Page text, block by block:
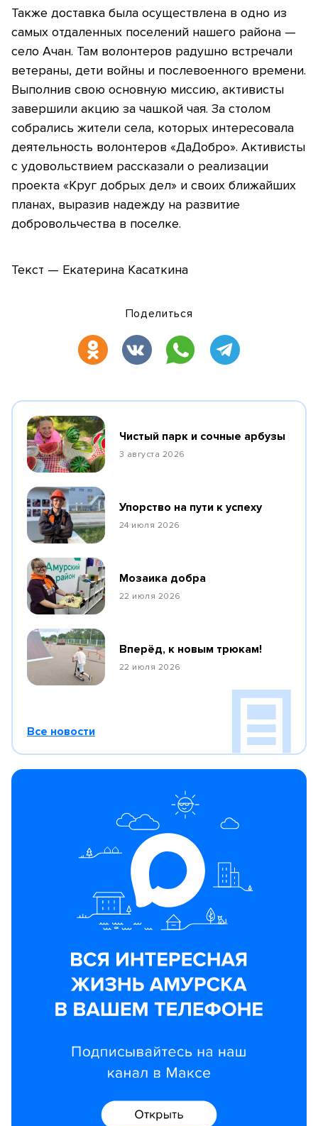
Также доставка была осуществлена в одно из
самых отдаленных поселений нашего района —
село Ачан. Там волонтеров радушно встречали
ветераны, дети войны и послевоенного времени.
Выполнив свою основную миссию, активисты
завершили акцию за чашкой чая. За столом
собрались жители села, которых интересовала
деятельность волонтеров «ДаДобро». Активисты
с удовольствием рассказали о реализации
проекта «Круг добрых дел» и своих ближайших
планах, выразив надежду на развитие
добровольчества в поселке.
Текст — Екатерина Касаткина
Поделиться
Чистый парк и сочные арбузы
3 августа 2026
Упорство на пути к успеху
24 июля 2026
Мозаика добра
22 июля 2026
Вперёд, к новым трюкам!
22 июля 2026
Все новости